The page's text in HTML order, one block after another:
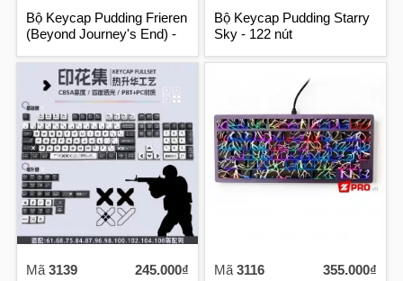
Bộ Keycap Pudding Frieren
(Beyond Journey's End) -
Bộ Keycap Pudding Starry
Sky - 122 nút
Mã 3139 245.000₫ Mã 3116 355.000₫